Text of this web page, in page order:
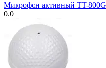
Микрофон активный TT-800G
0.0